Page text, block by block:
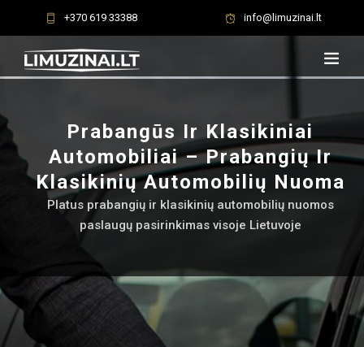
+370 619 33388 info@limuzinai.lt
Prabangūs Ir Klasikiniai
Automobiliai – Prabangių Ir
Klasikinių Automobilių Nuoma
Platus prabangių ir klasikinių automobilių nuomos
paslaugų pasirinkimas visoje Lietuvoje